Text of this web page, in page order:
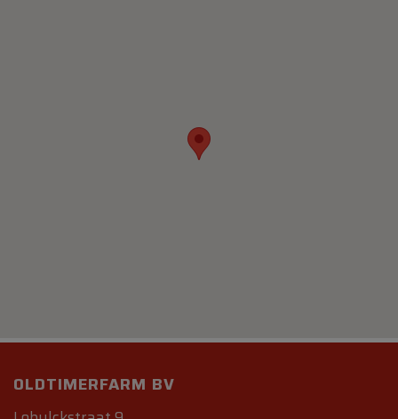
OLDTIMERFARM BV